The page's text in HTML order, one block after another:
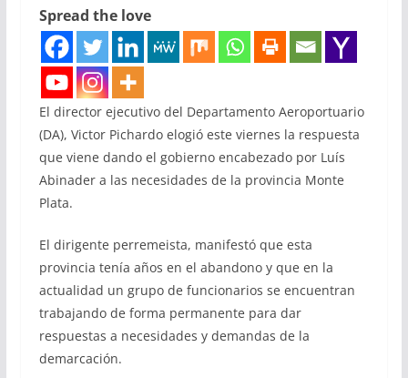
Spread the love
El director ejecutivo del Departamento Aeroportuario
(DA), Victor Pichardo elogió este viernes la respuesta
que viene dando el gobierno encabezado por Luís
Abinader a las necesidades de la provincia Monte
Plata.
El dirigente perremeista, manifestó que esta
provincia tenía años en el abandono y que en la
actualidad un grupo de funcionarios se encuentran
trabajando de forma permanente para dar
respuestas a necesidades y demandas de la
demarcación.